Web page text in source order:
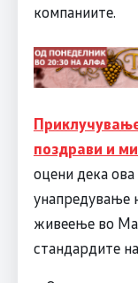
компаниите.
поздрави и
оцени дека ова
унапредување
живеење во
стандардите